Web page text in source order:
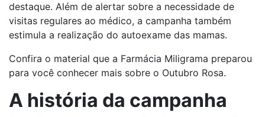
destaque. Além de alertar sobre a necessidade de
visitas regulares ao médico, a campanha também
estimula a realização do autoexame das mamas.
Confira o material que a Farmácia Miligrama preparou
para você conhecer mais sobre o Outubro Rosa.
A história da campanha